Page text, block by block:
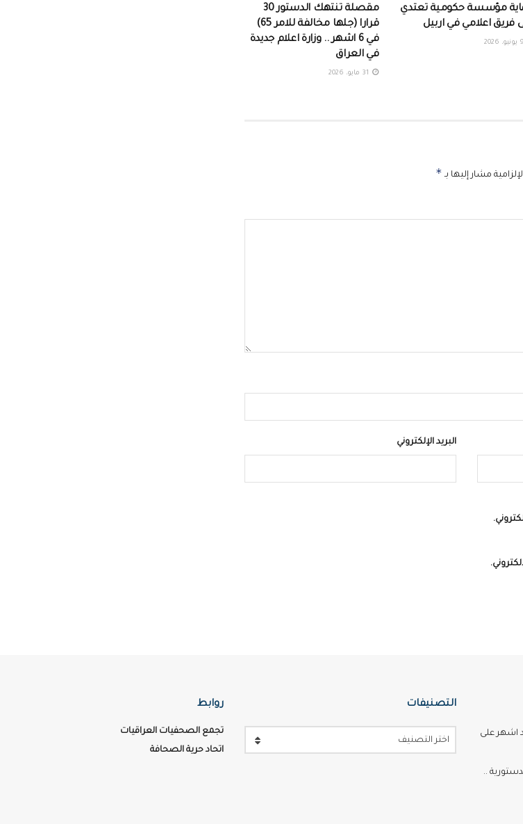
مؤسسة حكومية تعتدي
فريق اعلامي في اربيل
مقصلة تنتهك الدستور 30
قرارا (جلها مخالفة للامر 65)
في 6 اشهر .. وزارة اعلام جديدة
في العراق
مشار إليها بـ *
البريد الإلكتروني
اشهر على
..
التصنيفات
اختر التصنيف
روابط
تجمع الصحفيات العراقيات
اتحاد حرية الصحافة